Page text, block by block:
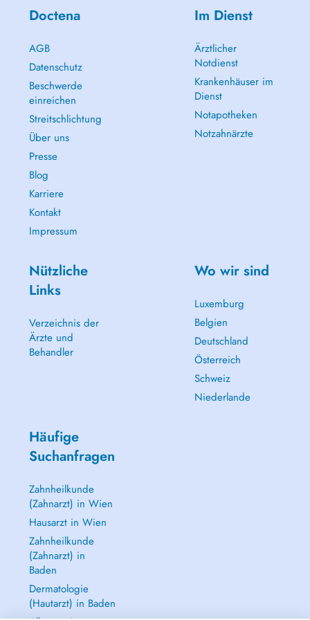
Doctena
AGB
Datenschutz
Beschwerde
einreichen
Streitschlichtung
Über uns
Presse
Blog
Karriere
Kontakt
Impressum
Im Dienst
Ärztlicher
Notdienst
Krankenhäuser im
Dienst
Notapotheken
Notzahnärzte
Nützliche
Links
Verzeichnis der
Ärzte und
Behandler
Wo wir sind
Luxemburg
Belgien
Deutschland
Österreich
Schweiz
Niederlande
Häufige
Suchanfragen
Zahnheilkunde
(Zahnarzt) in Wien
Hausarzt in Wien
Zahnheilkunde
(Zahnarzt) in
Baden
Dermatologie
(Hautarzt) in Baden